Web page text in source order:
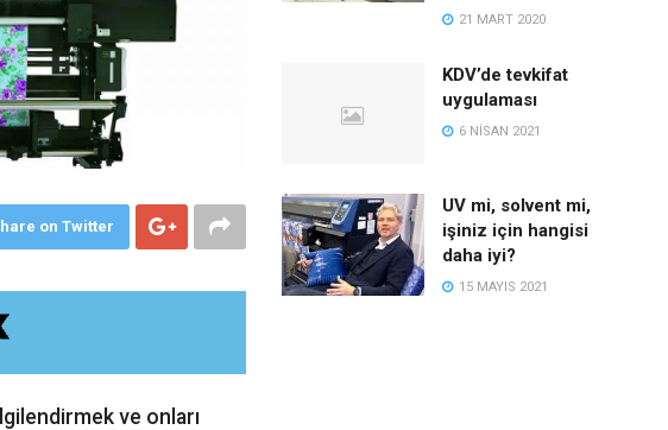
on Twitter
ve onları
21 MART 2020
KDV’de tevkifat
uygulaması
6 NISAN 2021
UV mi, solvent mi,
işiniz için hangisi
daha iyi?
15 MAYIS 2021